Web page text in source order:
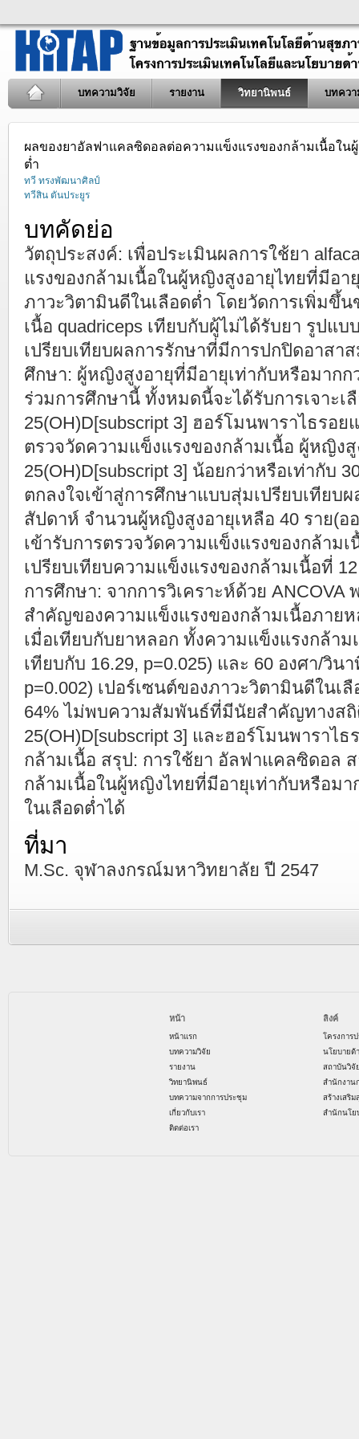
บทความวิจัย รายงาน วิทยานิพนธ์ บทควา
ผลของยาอัลฟาแคลซิดอลต่อความแข็งแรงของกล้ามเนื้อใน
ต่ำ
ทวี ทรงพัฒนาศิลป์
ทวีสิน ตันประยูร
บทคัดย่อ
วัตถุประสงค์: เพื่อประเมินผลการใช้ยา
แรงของกล้ามเนื้อในผู้หญิงสูงอายุไทยที่มีอา
ภาวะวิตามินดีในเลือดต่ำ โดยวัดการเพิ่มขึ้
เนื้อ quadriceps เทียบกับผู้ไม่ได้รับยา รูปแ
เปรียบเทียบผลการรักษาที่มีการปกปิดอาสา
ศึกษา: ผู้หญิงสูงอายุที่มีอายุเท่ากับหรือมากก
ร่วมการศึกษานี้ ทั้งหมดนี้จะได้รับการเจาะเ
25(OH)D[subscript 3] ฮอร์โมนพาราไธรอ
ตรวจวัดความแข็งแรงของกล้ามเนื้อ ผู้หญิง
25(OH)D[subscript 3] น้อยกว่าหรือเท่ากับ
ตกลงใจเข้าสู่การศึกษาแบบสุ่มเปรียบเทียบ
สัปดาห์ จำนวนผู้หญิงสูงอายุเหลือ 40 ราย(อ
เข้ารับการตรวจวัดความแข็งแรงของกล้าม
เปรียบเทียบความแข็งแรงของกล้ามเนื้อที่
การศึกษา: จากการวิเคราะห์ด้วย
สำคัญของความแข็งแรงของกล้ามเนื้อภาย
เมื่อเทียบกับยาหลอก ทั้งความแข็งแรงกล้าม
เทียบกับ 16.29, p=0.025) และ 60 องศา/วิน
p=0.002) เปอร์เซนต์ของภาวะวิตามินดีในเ
64% ไม่พบความสัมพันธ์ที่มีนัยสำคัญทางสถิ
25(OH)D[subscript 3] และฮอร์โมนพาราไ
กล้ามเนื้อ สรุป: การใช้ยา อัลฟาแคลซิดอล
กล้ามเนื้อในผู้หญิงไทยที่มีอายุเท่ากับหรือม
ในเลือดต่ำได้
ที่มา
M.Sc. จุฬาลงกรณ์มหาวิทยาลัย ปี 2547
หน้า
หน้าแรก
บทความวิจัย
รายงาน
วิทยานิพนธ์
บทความจากการประชุม
เกี่ยวกับเรา
ติดต่อเรา
ลิงค์
โครงการ
นโยบายด้
สถาบันวิจั
สำนักงาน
สร้างเสริ
สำนักนโย